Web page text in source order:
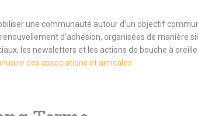
une communauté autour d’un objectif
d’adhésion, organisées de manière
les newsletters et les actions de bouche à
des associations et amicales